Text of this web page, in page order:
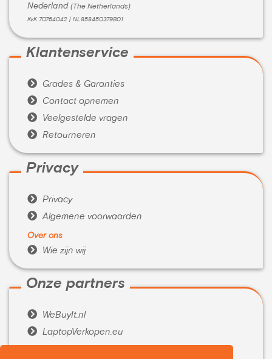
Nederland (The Netherlands)
KvK 70764042 | NL858450379B01
Klantenservice
 Grades & Garanties
 Contact opnemen
 Veelgestelde vragen
 Retourneren
Privacy
 Privacy
 Algemene voorwaarden
Over ons
 Wie zijn wij
Onze partners
 WeBuyIt.nl
 LaptopVerkopen.eu